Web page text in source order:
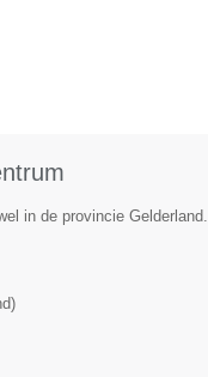
in de provincie Gelderland.
)